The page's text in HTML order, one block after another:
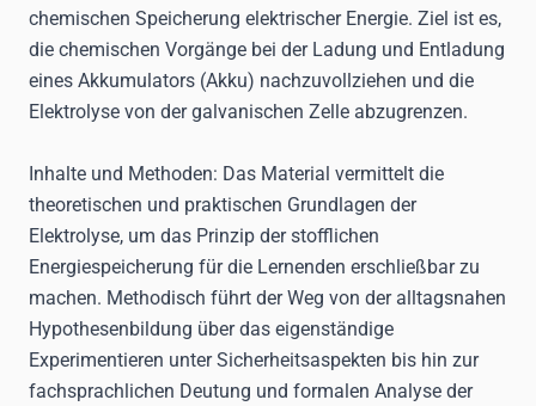
chemischen Speicherung elektrischer Energie. Ziel ist es,
die chemischen Vorgänge bei der Ladung und Entladung
eines Akkumulators (Akku) nachzuvollziehen und die
Elektrolyse von der galvanischen Zelle abzugrenzen.
Inhalte und Methoden: Das Material vermittelt die
theoretischen und praktischen Grundlagen der
Elektrolyse, um das Prinzip der stofflichen
Energiespeicherung für die Lernenden erschließbar zu
machen. Methodisch führt der Weg von der alltagsnahen
Hypothesenbildung über das eigenständige
Experimentieren unter Sicherheitsaspekten bis hin zur
fachsprachlichen Deutung und formalen Analyse der